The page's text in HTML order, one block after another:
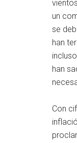
un
se
han
han
Con